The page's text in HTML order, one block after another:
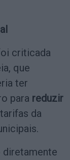
criticada
que
ter
para reduzir
da
diretamente